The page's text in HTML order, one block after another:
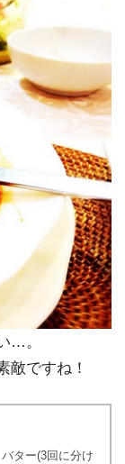
…。
敵ですね！
ター(3回に分け